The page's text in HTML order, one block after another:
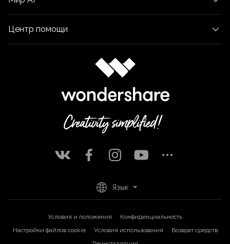
Центр помощи
Условия и положения
Конфиденциальность
Настройки файлов cookie
Условия использования
Возврат средств
Язык